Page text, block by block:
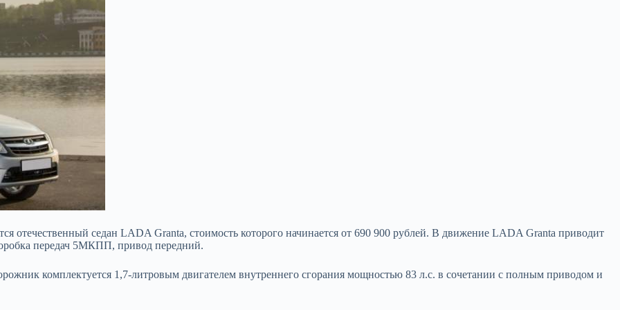
отечественный седан LADA Granta, стоимость которого начинается от 690 900 рублей. В движение LADA Granta приводит
передач 5МКПП, привод передний.
комплектуется 1,7-литровым двигателем внутреннего сгорания мощностью 83 л.с. в сочетании с полным приводом и